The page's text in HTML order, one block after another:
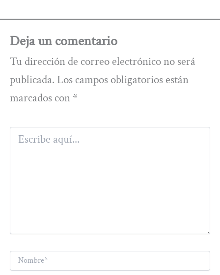
Deja un comentario
Tu dirección de correo electrónico no será
publicada. Los campos obligatorios están
marcados con *
Escribe
aquí...
Nombre*